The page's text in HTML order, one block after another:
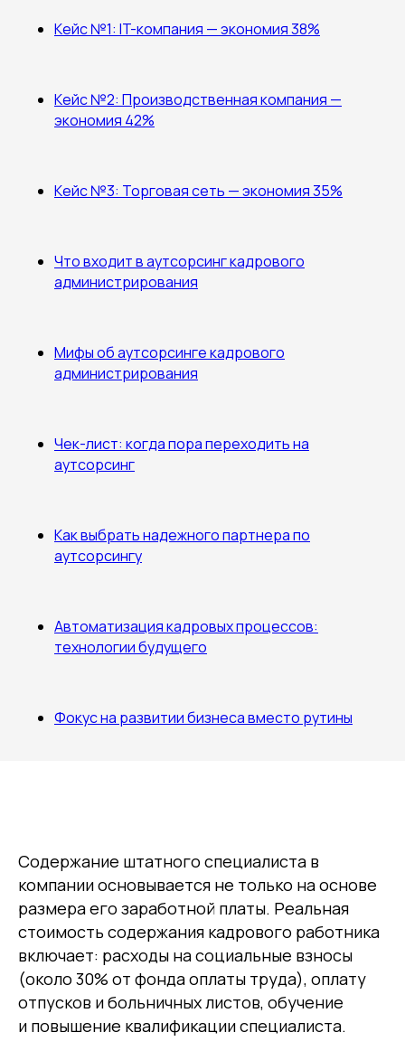
Кейс №1: IT-компания — экономия 38%
Кейс №2: Производственная компания —
экономия 42%
Кейс №3: Торговая сеть — экономия 35%
Что входит в аутсорсинг кадрового
администрирования
Мифы об аутсорсинге кадрового
администрирования
Чек-лист: когда пора переходить на
аутсорсинг
Как выбрать надежного партнера по
аутсорсингу
Автоматизация кадровых процессов:
технологии будущего
Фокус на развитии бизнеса вместо рутины
Содержание штатного специалиста в
компании основывается не только на основе
размера его заработной платы. Реальная
стоимость содержания кадрового работника
включает: расходы на социальные взносы
(около 30% от фонда оплаты труда), оплату
отпусков и больничных листов, обучение
и повышение квалификации специалиста.